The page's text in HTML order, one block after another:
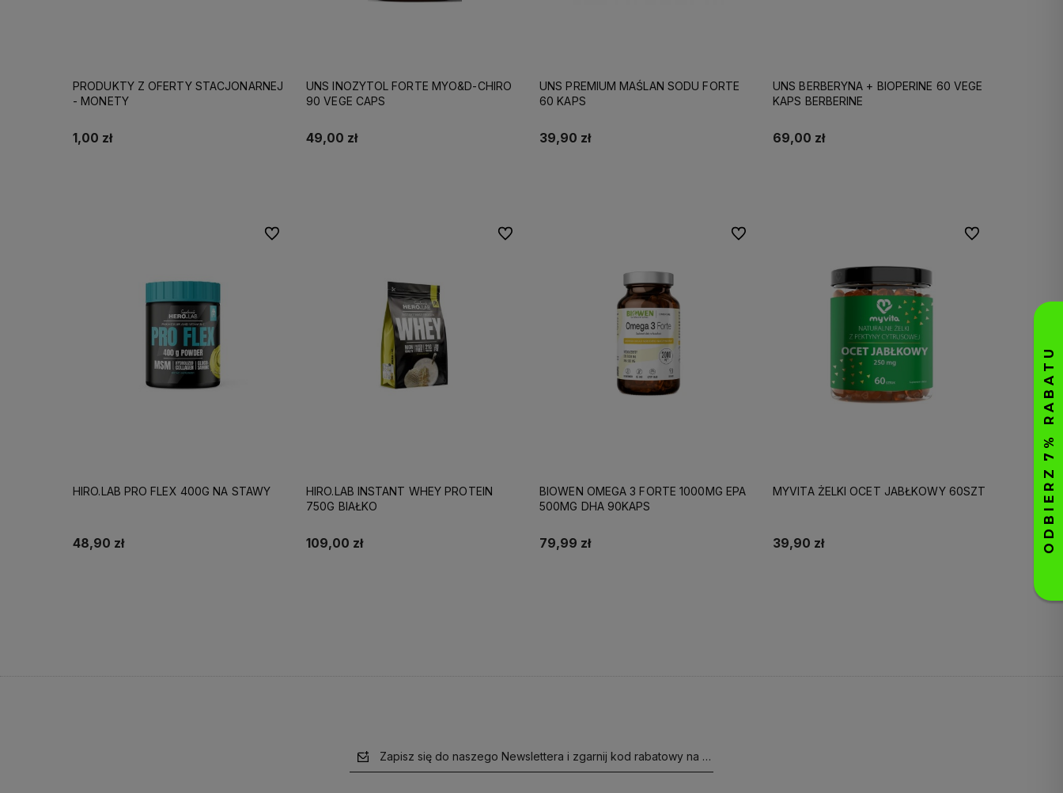
PRODUKTY Z OFERTY STACJONARNEJ
- MONETY
1,00 zł
UNS INOZYTOL FORTE MYO&D-CHIRO
90 VEGE CAPS
49,00 zł
UNS PREMIUM MAŚLAN SODU FORTE
60 KAPS
39,90 zł
UNS BERBERYNA + BIOPERINE 60 VEGE
KAPS BERBERINE
69,00 zł
HIRO.LAB PRO FLEX 400G NA STAWY
48,90 zł
Do ulubionych
HIRO.LAB INSTANT WHEY PROTEIN
750G BIAŁKO
109,00 zł
Do ulubionych
BIOWEN OMEGA 3 FORTE 1000MG EPA
500MG DHA 90KAPS
79,99 zł
Do ulubionych
MYVITA ŻELKI OCET JABŁKOWY 60SZT
39,90 zł
Do ulubionych
Zapisz się do naszego Newslettera i zgarnij kod rabatowy na pierwsze zakupy!